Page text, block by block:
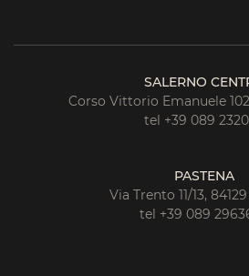
SALERNO
Corso Vittorio Emanuele
tel +39 089
PASTENA
Via Trento 11/13,
tel +39 089